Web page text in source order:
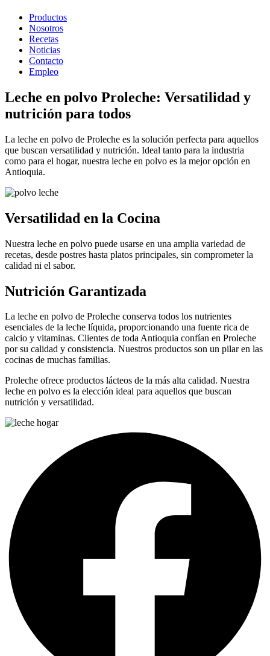
Productos
Nosotros
Recetas
Noticias
Contacto
Empleo
Leche en polvo Proleche: Versatilidad y
nutrición para todos
La leche en polvo de Proleche es la solución perfecta para aquellos
que buscan versatilidad y nutrición. Ideal tanto para la industria
como para el hogar, nuestra leche en polvo es la mejor opción en
Antioquia.
Versatilidad en la Cocina
Nuestra leche en polvo puede usarse en una amplia variedad de
recetas, desde postres hasta platos principales, sin comprometer la
calidad ni el sabor.
Nutrición Garantizada
La leche en polvo de Proleche conserva todos los nutrientes
esenciales de la leche líquida, proporcionando una fuente rica de
calcio y vitaminas. Clientes de toda Antioquia confían en Proleche
por su calidad y consistencia. Nuestros productos son un pilar en las
cocinas de muchas familias.
Proleche ofrece productos lácteos de la más alta calidad. Nuestra
leche en polvo es la elección ideal para aquellos que buscan
nutrición y versatilidad.